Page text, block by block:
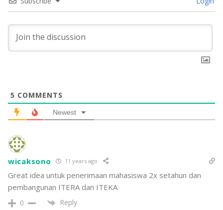
5 COMMENTS
Newest
wicaksono 11 years ago
Great idea untuk penerimaan mahasiswa 2x setahun dan
pembangunan ITERA dan ITEKA
0 Reply